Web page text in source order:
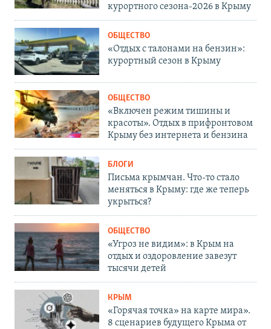
курортного сезона-2026 в Крыму
ОБЩЕСТВО
«Отдых с талонами на бензин»:
курортный сезон в Крыму
ОБЩЕСТВО
«Включен режим тишины и
красоты». Отдых в прифронтовом
Крыму без интернета и бензина
БЛОГИ
Письма крымчан. Что-то стало
меняться в Крыму: где же теперь
укрыться?
ОБЩЕСТВО
«Угроз не видим»: в Крым на
отдых и оздоровление завезут
тысячи детей
КРЫМ
«Горячая точка» на карте мира».
8 сценариев будущего Крыма от